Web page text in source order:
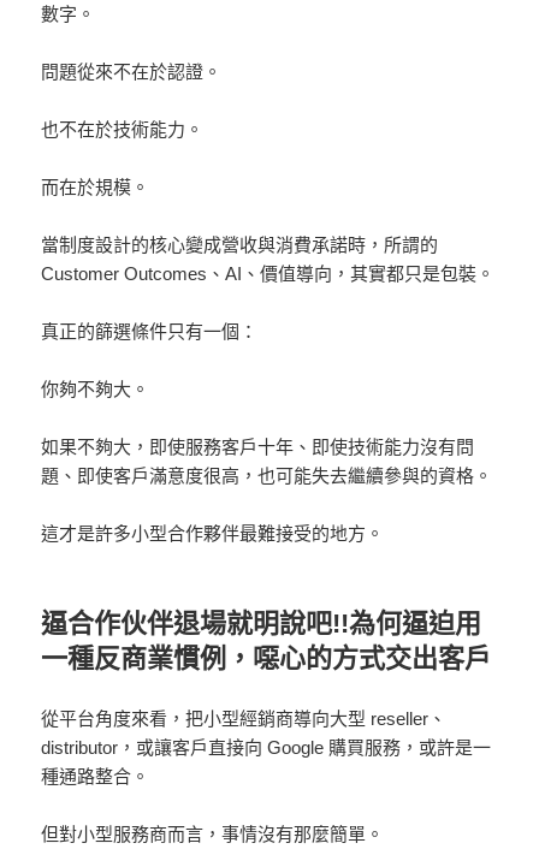
數字。
問題從來不在於認證。
也不在於技術能力。
而在於規模。
當制度設計的核心變成營收與消費承諾時，所謂的
Customer Outcomes、AI、價值導向，其實都只是包裝。
真正的篩選條件只有一個：
你夠不夠大。
如果不夠大，即使服務客戶十年、即使技術能力沒有問
題、即使客戶滿意度很高，也可能失去繼續參與的資格。
這才是許多小型合作夥伴最難接受的地方。
逼合作伙伴退場就明說吧!!為何逼迫用
一種反商業慣例，噁心的方式交出客戶
從平台角度來看，把小型經銷商導向大型 reseller、
distributor，或讓客戶直接向 Google 購買服務，或許是一
種通路整合。
但對小型服務商而言，事情沒有那麼簡單。